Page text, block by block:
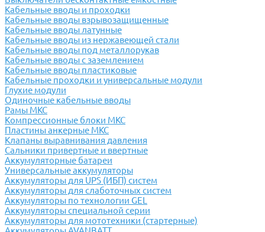
Кабельные вводы и проходки
Кабельные вводы взрывозащищенные
Кабельные вводы латунные
Кабельные вводы из нержавеющей стали
Кабельные вводы под металлорукав
Кабельные вводы с заземлением
Кабельные вводы пластиковые
Кабельные проходки и универсальные модули
Глухие модули
Одиночные кабельные вводы
Рамы МКС
Компрессионные блоки МКС
Пластины анкерные МКС
Клапаны выравнивания давления
Сальники привертные и ввертные
Аккумуляторные батареи
Универсальные аккумуляторы
Аккумуляторы для UPS (ИБП) систем
Аккумуляторы для слаботочных систем
Аккумуляторы по технологии GEL
Аккумуляторы специальной серии
Аккумуляторы для мототехники (стартерные)